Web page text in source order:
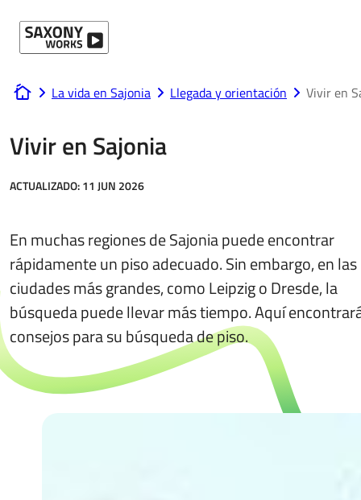
www.saxony-works.com
La vida en Sajonia Llegada y orientación Vivir en
Vivir en Sajonia
ACTUALIZADO:11 JUN 2026
En muchas regiones de Sajonia puede encontrar
rápidamente un piso adecuado. Sin embargo, en las
ciudades más grandes, como Leipzig o Dresde, la
búsqueda puede llevar más tiempo. Aquí
consejos para su búsqueda de piso.